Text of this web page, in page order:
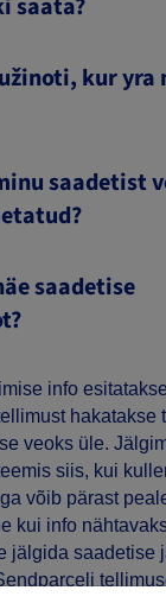
saata?
kur yra
saadetist
saadetise
info
hakatakse
veoks üle.
siis, kui
võib pärast
kui info
jälgida saadetise